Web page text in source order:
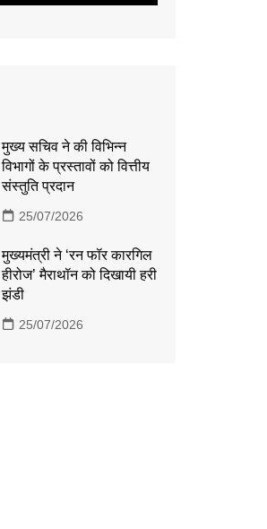
मुख्य सचिव ने की विभिन्न
विभागों के प्रस्तावों को वित्तीय
संस्तुति प्रदान
25/07/2026
मुख्यमंत्री ने ‘रन फॉर कारगिल
हीरोज’ मैराथॉन को दिखायी हरी
झंडी
25/07/2026